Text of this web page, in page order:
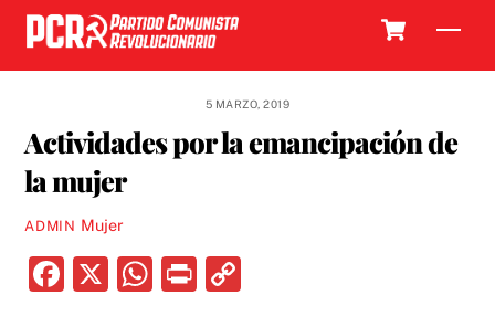
Skip
content
5 MARZO, 2019
Actividades por la emancipación de
la mujer
ADMIN Mujer
F
X
W P